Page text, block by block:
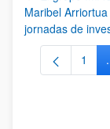
Maribel
jornadas de
1